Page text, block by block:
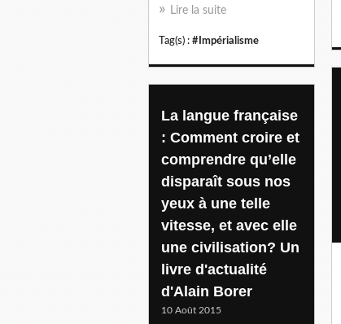
Lire la suite
Tag(s) : #Impérialisme
La langue française
: Comment croire et
comprendre qu’elle
disparaît sous nos
yeux à une telle
vitesse, et avec elle
une civilisation? Un
livre d'actualité
d'Alain Borer
10 Août 2015